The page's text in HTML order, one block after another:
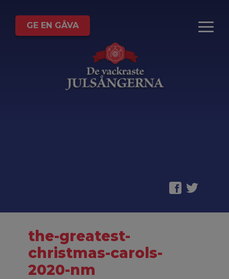
GE EN GÅVA
the-greatest-
christmas-carols-
2020-nm